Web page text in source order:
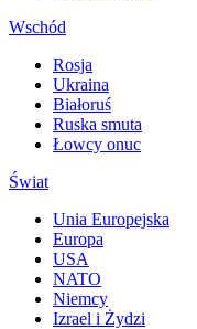
Wschód
Rosja
Ukraina
Białoruś
Ruska smuta
Łowcy onuc
Świat
Unia Europejska
Europa
USA
NATO
Niemcy
Izrael i Żydzi